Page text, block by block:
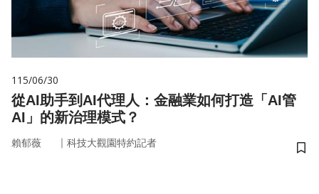
115/06/30
從AI助手到AI代理人：金融業如何打造「AI管
AI」的新治理模式？
賴郁薇 ｜ 科技大觀園特約記者
儲